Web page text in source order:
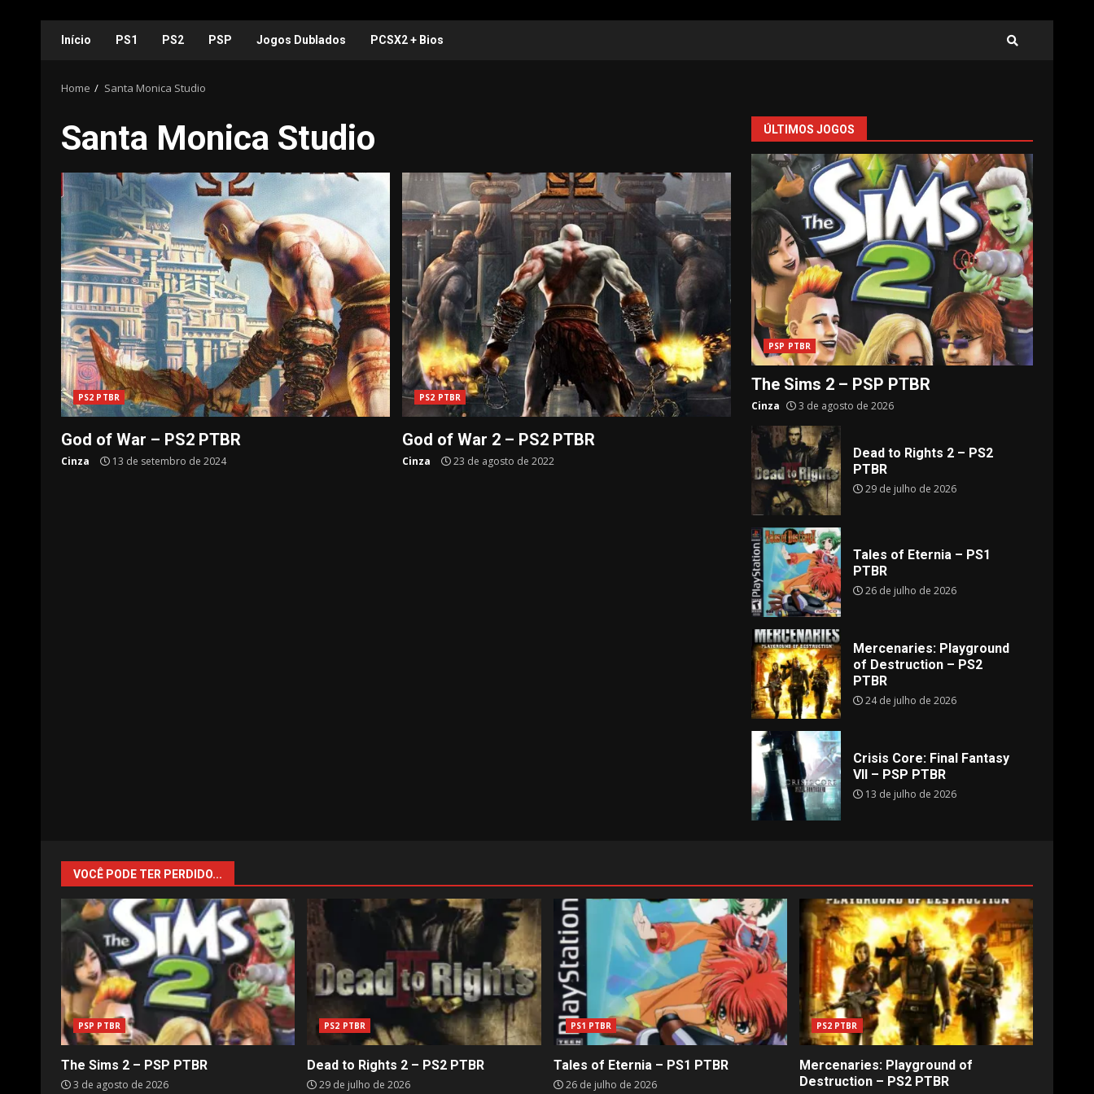
Início PS1 PS2 PSP Jogos Dublados PCSX2 + Bios
Home Santa Monica Studio
Santa Monica Studio
PS2 PTBR
God of War – PS2 PTBR
Cinza 13 de setembro de 2024
PS2 PTBR
God of War 2 – PS2 PTBR
Cinza 23 de agosto de 2022
ÚLTIMOS JOGOS
PSP PTBR
The Sims 2 – PSP PTBR
Cinza 3 de agosto de 2026
Dead to Rights 2 – PS2
PTBR
29 de julho de 2026
Tales of Eternia – PS1
PTBR
26 de julho de 2026
Mercenaries: Playground
of Destruction – PS2
PTBR
24 de julho de 2026
Crisis Core: Final Fantasy
VII – PSP PTBR
13 de julho de 2026
VOCÊ PODE TER PERDIDO...
PSP PTBR
The Sims 2 – PSP PTBR
3 de agosto de 2026
PS2 PTBR
Dead to Rights 2 – PS2 PTBR
29 de julho de 2026
PS1 PTBR
Tales of Eternia – PS1 PTBR
26 de julho de 2026
PS2 PTBR
Mercenaries: Playground of
Destruction – PS2 PTBR